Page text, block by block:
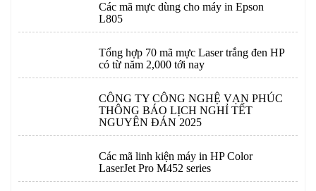
Các mã mực dùng cho máy in Epson
L805
Tổng hợp 70 mã mực Laser trắng đen HP
có từ năm 2,000 tới nay
CÔNG TY CÔNG NGHỆ VẠN PHÚC
THÔNG BÁO LỊCH NGHỈ TẾT
NGUYÊN ĐÁN 2025
Các mã linh kiện máy in HP Color
LaserJet Pro M452 series